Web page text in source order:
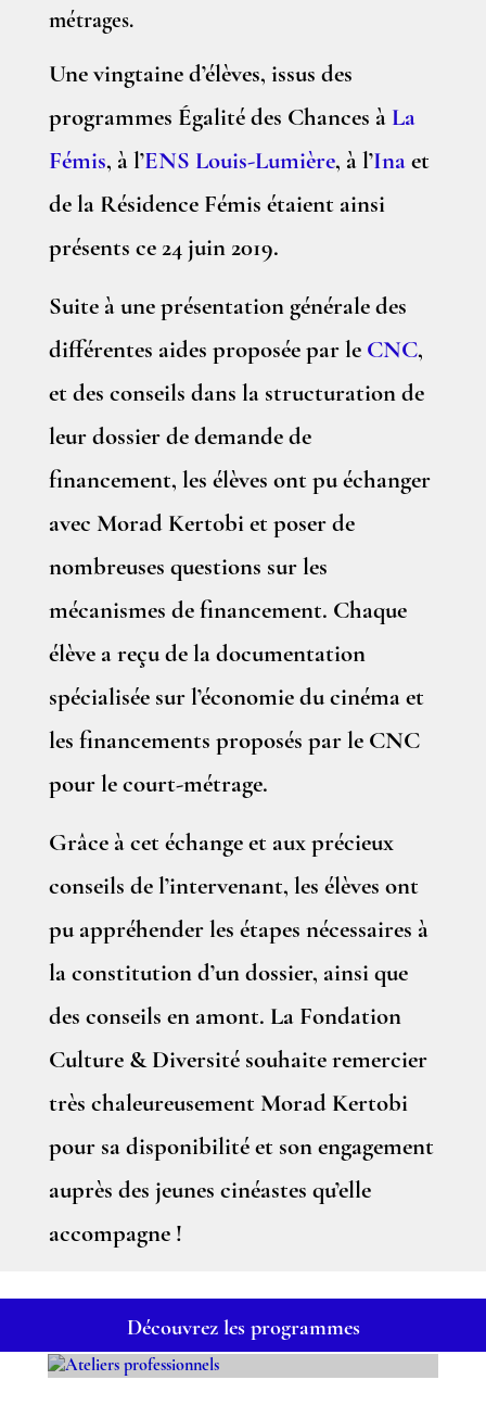
métrages.
Une vingtaine d’élèves, issus des
programmes Égalité des Chances à La
Fémis, à l’ENS Louis-Lumière, à l’Inaet
de la Résidence Fémis étaient ainsi
présents ce 24 juin 2019.
Suite à une présentation générale des
différentes aides proposée par le CNC,
et des conseils dans la structuration de
leur dossier de demande de
financement, les élèves ont pu échanger
avec Morad Kertobi et poser de
nombreuses questions sur les
mécanismes de financement. Chaque
élève a reçu de la documentation
spécialisée sur l’économie du cinéma et
les financements proposés par le CNC
pour le court-métrage.
Grâce à cet échange et aux précieux
conseils de l’intervenant, les élèves ont
pu appréhender les étapes nécessaires à
la constitution d’un dossier, ainsi que
des conseils en amont. La Fondation
Culture & Diversité souhaite remercier
très chaleureusement Morad Kertobi
pour sa disponibilité et son engagement
auprès des jeunes cinéastes qu’elle
accompagne !
Découvrez les programmes